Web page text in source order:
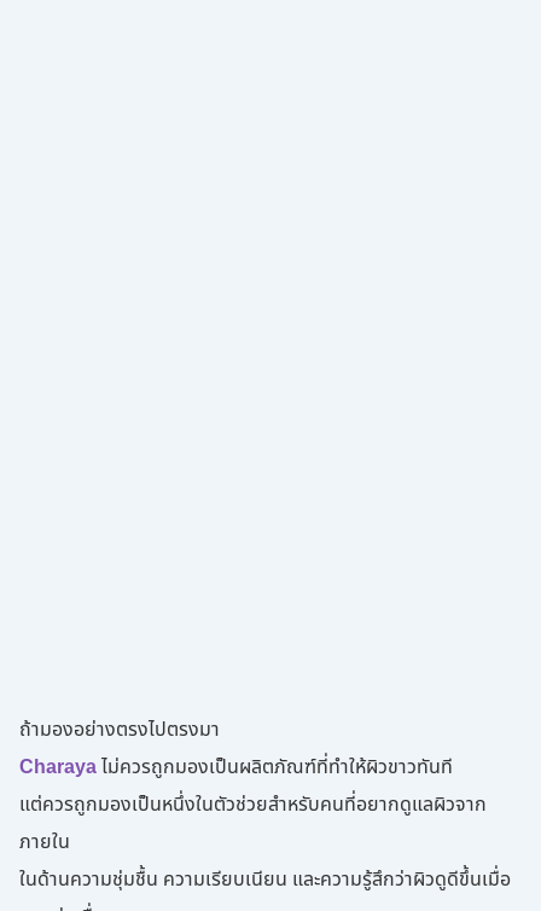
ถ้ามองอย่างตรงไปตรงมา
Charayaไม่ควรถูกมองเป็นผลิตภัณฑ์ที่ทำให้ผิวขาวทันที
แต่ควรถูกมองเป็นหนึ่งในตัวช่วยสำหรับคนที่อยากดูแลผิวจาก
ภายใน
ในด้านความชุ่มชื้น ความเรียบเนียน และความรู้สึกว่าผิวดูดีขึ้นเมื่อ